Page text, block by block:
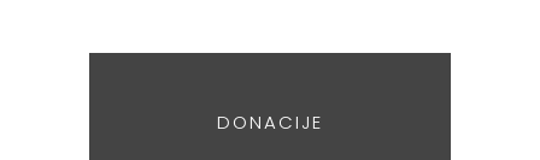
DONACIJE